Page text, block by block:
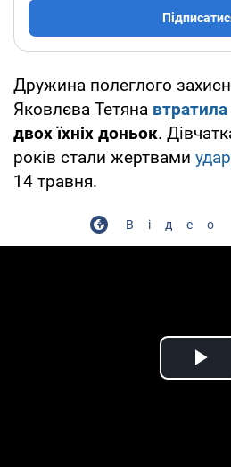
Дружина полеглого
Яковлєва Тетяна втратила
двох їхніх доньок.
років стали жертвами
14 травня.